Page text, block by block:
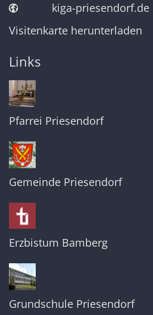
kiga-priesendorf.de
Visitenkarte herunterladen
Links
Pfarrei Priesendorf
Gemeinde Priesendorf
Erzbistum Bamberg
Grundschule Priesendorf